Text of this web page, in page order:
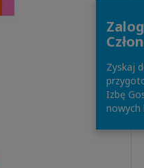
Zyskaj
Izbę
nowych